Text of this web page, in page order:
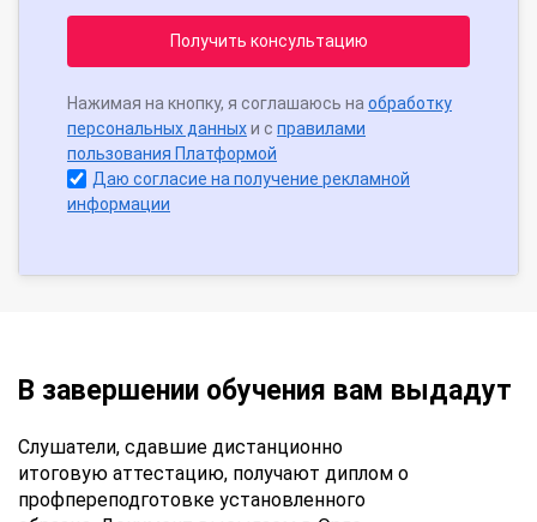
Получить консультацию
Нажимая на кнопку, я соглашаюсь на обработку
персональных данныхи с правилами
пользования Платформой
Даю согласие на получение рекламной
информации
В завершении обучения вам выдадут
Слушатели, сдавшие дистанционно
итоговую аттестацию, получают диплом о
профпереподготовке установленного